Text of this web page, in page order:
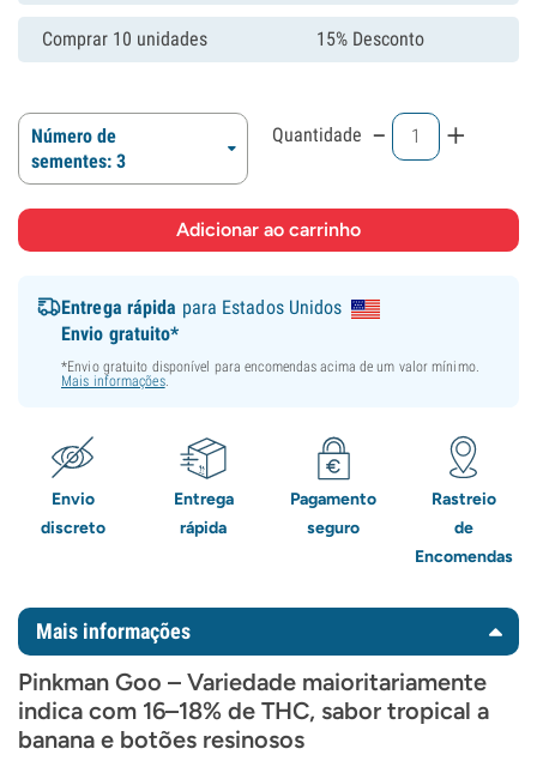
Comprar 10 unidades 15% Desconto
Número de
sementes: 3
Quantidade - +
Entrega rápida para Estados Unidos
Envio gratuito*
*Envio gratuito disponível para encomendas acima de um valor mínimo.
Mais informações.
Envio
discreto
Entrega
rápida
Pagamento
seguro
Rastreio
de
Encomendas
Mais informações
Pinkman Goo – Variedade maioritariamente
indica com 16–18% de THC, sabor tropical a
banana e botões resinosos